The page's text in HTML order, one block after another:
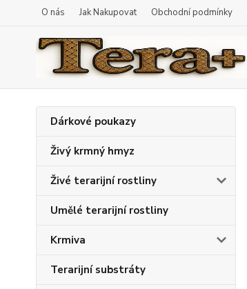
O nás Jak Nakupovat Obchodní podmínky
Dárkové poukazy
Živý krmný hmyz
Živé terarijní rostliny
Umělé terarijní rostliny
Krmiva
Terarijní substráty